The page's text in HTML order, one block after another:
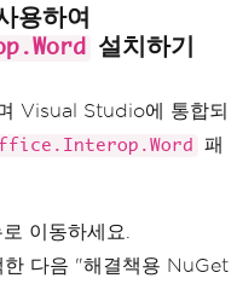
용하여
설치하기
Visual Studio에 통합되
패
이동하세요.
다음 "해결책용 NuGet